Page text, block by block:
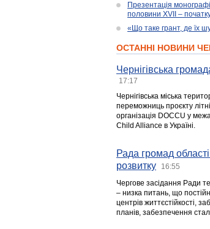
Презентація
половини XVII –
«Що таке грант, де їх
ОСТАННІ НОВИНИ
Чернігівська
17:17
Чернігівська міська
переможниць проєкту
організація DOCCU у
Child Alliance в Україні.
Рада громад
розвитку
16:55
Чергове засідання Ради
– низка питань, що
центрів життєстійкості,
планів, забезпечення